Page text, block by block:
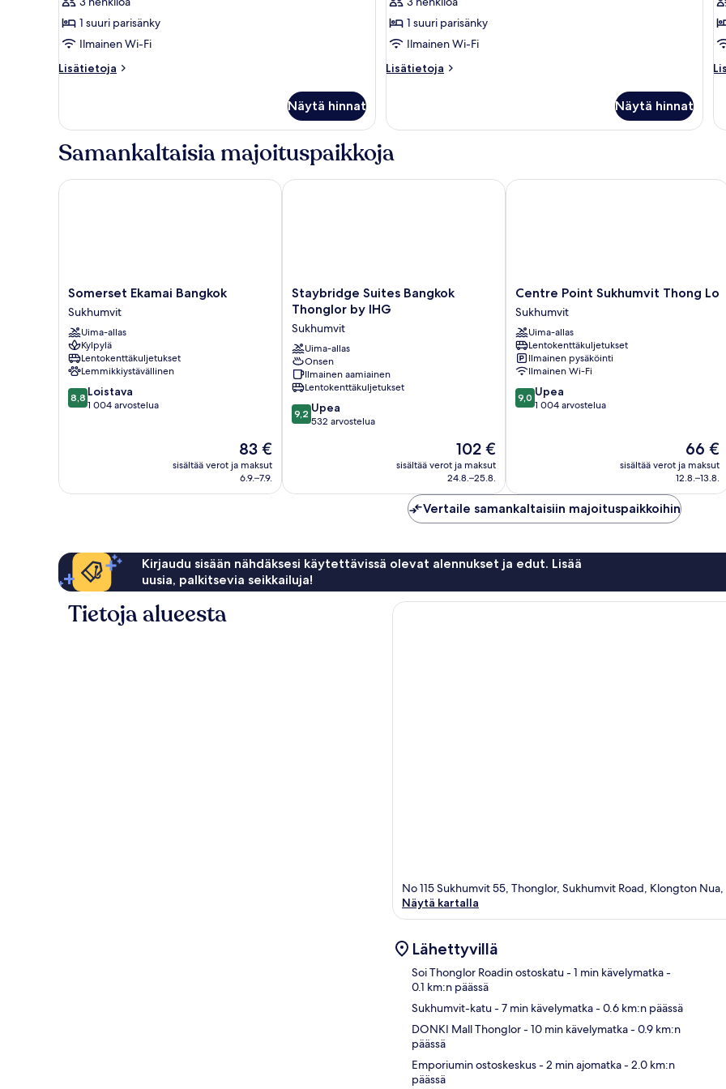
makuuhuone
kuvat
1 suuri parisänky
Ilmainen Wi-Fi
Lisätietoja
Lisätietoja
1
Näytä hinnat
makuuhuone
kuvat
1 suuri parisänky
Ilmainen Wi-Fi
Lisätietoja
Lisätietoja
1
Näytä hinnat
Samankaltaisia majoituspaikkoja
Somerset
Ekamai
Bangkok
Sukhumvit
Somerset Ekamai Bangkok
Sukhumvit
Uima-allas
Kylpylä
Lentokenttäkuljetukset
Lemmikkiystävällinen
8.8
kautta
8,8 Loistava
1 004 arvostelua
Hinta
on
83 €
83 €
sisältää verot ja maksut
6.9.–7.9.
Somerset Ekamai Bangkok
Staybridge
Suites
Bangkok
Thonglor
by
IHG
Sukhumvit
Staybridge Suites Bangkok
Thonglor by IHG
Sukhumvit
Uima-allas
Onsen
Ilmainen aamiainen
Lentokenttäkuljetukset
9.2
kautta
9,2 Upea
532 arvostelua
Hinta
on
102 €
102 €
sisältää verot ja maksut
24.8.–25.8.
Staybridge Suites Bangkok Thonglor by IHG
Centre
Point
Sukhumvit
Thong
Lo
Sukhumvit
Centre Point Sukhumvit Thong Lo
Sukhumvit
Uima-allas
Lentokenttäkuljetukset
Ilmainen pysäköinti
Ilmainen Wi-Fi
9.0
kautta
9,0 Upea
1 004 arvostelua
Hinta
on
66 €
66 €
sisältää verot ja maksut
12.8.–13.8.
Centre Point Sukhumvit Thong Lo
Vertaile samankaltaisiin majoituspaikkoihin
Kirjaudu sisään nähdäksesi käytettävissä olevat alennukset ja edut. Lisää
uusia, palkitsevia seikkailuja!
Tietoja alueesta
No 115 Sukhumvit 55, Thonglor, Sukhumvit Road, Klongton Nua,
Näytä kartalla
Lähettyvillä
Soi Thonglor Roadin ostoskatu- 1 min kävelymatka-
0.1 km:n päässä
Sukhumvit-katu- 7 min kävelymatka- 0.6 km:n päässä
DONKI Mall Thonglor- 10 min kävelymatka- 0.9 km:n
päässä
Emporiumin ostoskeskus- 2 min ajomatka- 2.0 km:n
päässä